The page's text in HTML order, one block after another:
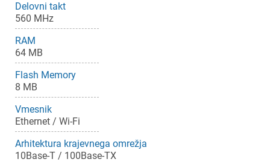
Delovni takt
560 MHz
RAM
64 MB
Flash Memory
8 MB
Vmesnik
Ethernet / Wi-Fi
Arhitektura krajevnega omrežja
10Base-T / 100Base-TX